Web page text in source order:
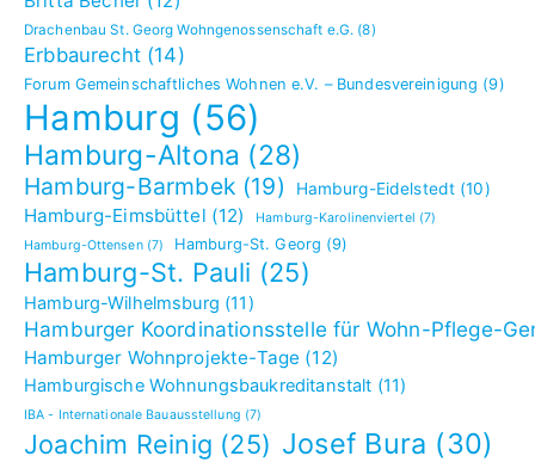
Drachenbau St. Georg Wohngenossenschaft e.G. (8)
Erbbaurecht(14)
Forum Gemeinschaftliches Wohnen e.V. – Bundesvereinigung (9)
Hamburg (56)
Hamburg-Altona (28)
Hamburg-Barmbek (19) Hamburg-Eidelstedt (10)
Hamburg-Eimsbüttel (12) Hamburg-Karolinenviertel (7)
Hamburg-Ottensen(7) Hamburg-St. Georg (9)
Hamburg-St. Pauli (25)
Hamburg-Wilhelmsburg (11)
Hamburger Koordinationsstelle für Wohn-Pflege-
Hamburger Wohnprojekte-Tage (12)
Hamburgische Wohnungsbaukreditanstalt (11)
IBA - Internationale Bauausstellung (7)
Joachim Reinig (25) Josef Bura (30)